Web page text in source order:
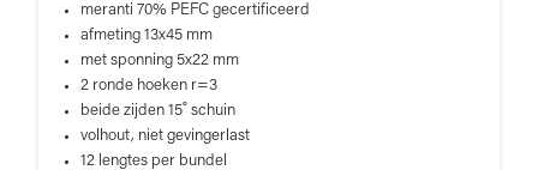
meranti 70% PEFC gecertificeerd
afmeting 13x45 mm
met sponning 5x22 mm
2 ronde hoeken r=3
beide zijden 15˚ schuin
volhout, niet gevingerlast
12 lengtes per bundel